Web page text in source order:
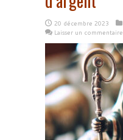
20 décembre 2023
Laisser un commentaire